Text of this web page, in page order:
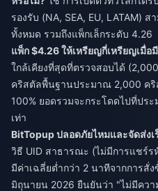
รองรับ (NA, SEA, EU, LATAM) ส
ทั้งหมด รวมถึงแพ็กเล็กระดับ 4.26
แพ็ก $4.26 ให้เหรียญกี่เหรียญเมื่อ
ใกล้เคียงที่สุดที่ตรวจสอบได้
คริสตัลพื้นฐานประมาณ 2,000 คริ
100% ยอดรวมจะกระโดดไปที่ป
เท่า
BitTopup ปลอดภัยไหมและจัดส่ง
วิธี UID สาธารณะ (ไม่มีการแชร์
มีค่าเฉลี่ยต่ำกว่า 2 นาทีจากการสั่
มิถุนายน 2026 ยืนยันว่า "ไม่มีควา